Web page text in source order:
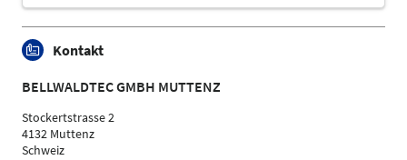
Kontakt
BELLWALDTEC GMBH MUTTENZ
Stockertstrasse 2
4132 Muttenz
Schweiz